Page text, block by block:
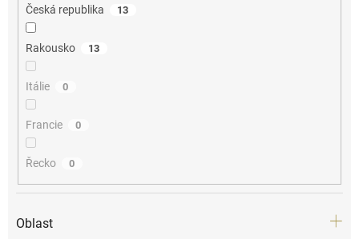
Česká republika 13
Rakousko 13
Itálie 0
Francie 0
Řecko 0
Oblast